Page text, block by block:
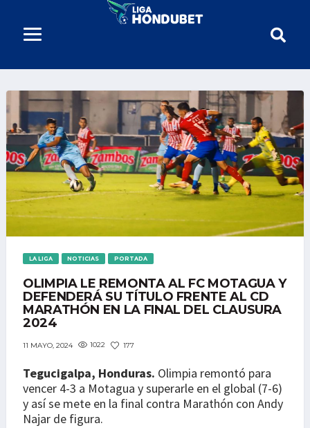
LA LIGA NOTICIAS PORTADA
OLIMPIA LE REMONTA AL FC MOTAGUA Y
DEFENDERÁ SU TÍTULO FRENTE AL CD
MARATHÓN EN LA FINAL DEL CLAUSURA
2024
11 MAYO, 2024 1022 177
Tegucigalpa, Honduras. Olimpia remontó para
vencer 4-3 a Motagua y superarle en el global (7-6)
y así se mete en la final contra Marathón con Andy
Najar de figura.